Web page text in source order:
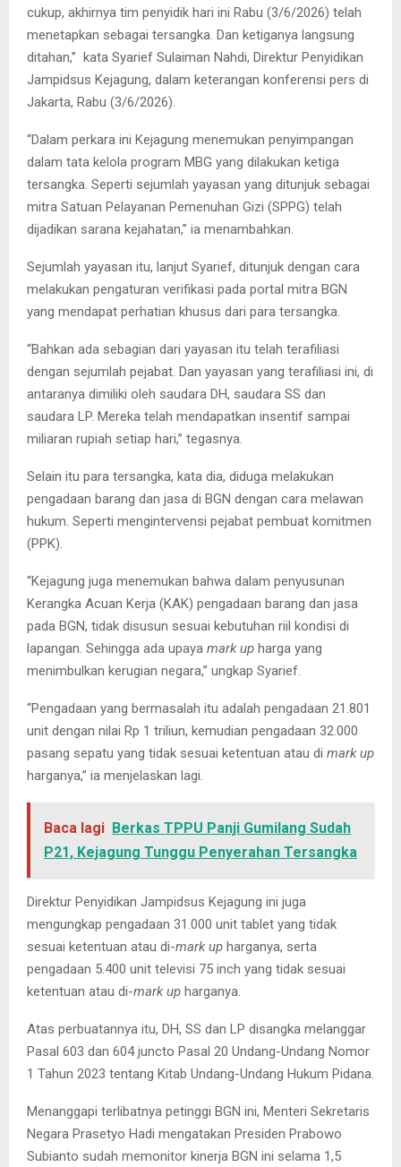
cukup, akhirnya tim penyidik hari ini Rabu (3/6/2026) telah
menetapkan sebagai tersangka. Dan ketiganya langsung
ditahan,” kata Syarief Sulaiman Nahdi, Direktur Penyidikan
Jampidsus Kejagung, dalam keterangan konferensi pers di
Jakarta, Rabu (3/6/2026).
“Dalam perkara ini Kejagung menemukan penyimpangan
dalam tata kelola program MBG yang dilakukan ketiga
tersangka. Seperti sejumlah yayasan yang ditunjuk sebagai
mitra Satuan Pelayanan Pemenuhan Gizi (SPPG) telah
dijadikan sarana kejahatan,” ia menambahkan.
Sejumlah yayasan itu, lanjut Syarief, ditunjuk dengan cara
melakukan pengaturan verifikasi pada portal mitra BGN
yang mendapat perhatian khusus dari para tersangka.
“Bahkan ada sebagian dari yayasan itu telah terafiliasi
dengan sejumlah pejabat. Dan yayasan yang terafiliasi ini, di
antaranya dimiliki oleh saudara DH, saudara SS dan
saudara LP. Mereka telah mendapatkan insentif sampai
miliaran rupiah setiap hari,” tegasnya.
Selain itu para tersangka, kata dia, diduga melakukan
pengadaan barang dan jasa di BGN dengan cara melawan
hukum. Seperti mengintervensi pejabat pembuat komitmen
(PPK).
“Kejagung juga menemukan bahwa dalam penyusunan
Kerangka Acuan Kerja (KAK) pengadaan barang dan jasa
pada BGN, tidak disusun sesuai kebutuhan riil kondisi di
lapangan. Sehingga ada upaya mark up harga yang
menimbulkan kerugian negara,” ungkap Syarief.
“Pengadaan yang bermasalah itu adalah pengadaan 21.801
unit dengan nilai Rp 1 triliun, kemudian pengadaan 32.000
pasang sepatu yang tidak sesuai ketentuan atau di mark up
harganya,” ia menjelaskan lagi.
Baca lagi Berkas TPPU Panji Gumilang Sudah
P21, Kejagung Tunggu Penyerahan Tersangka
Direktur Penyidikan Jampidsus Kejagung ini juga
mengungkap pengadaan 31.000 unit tablet yang tidak
sesuai ketentuan atau di-mark up harganya, serta
pengadaan 5.400 unit televisi 75 inch yang tidak sesuai
ketentuan atau di-mark up harganya.
Atas perbuatannya itu, DH, SS dan LP disangka melanggar
Pasal 603 dan 604 juncto Pasal 20 Undang-Undang Nomor
1 Tahun 2023 tentang Kitab Undang-Undang Hukum Pidana.
Menanggapi terlibatnya petinggi BGN ini, Menteri Sekretaris
Negara Prasetyo Hadi mengatakan Presiden Prabowo
Subianto sudah memonitor kinerja BGN ini selama 1,5